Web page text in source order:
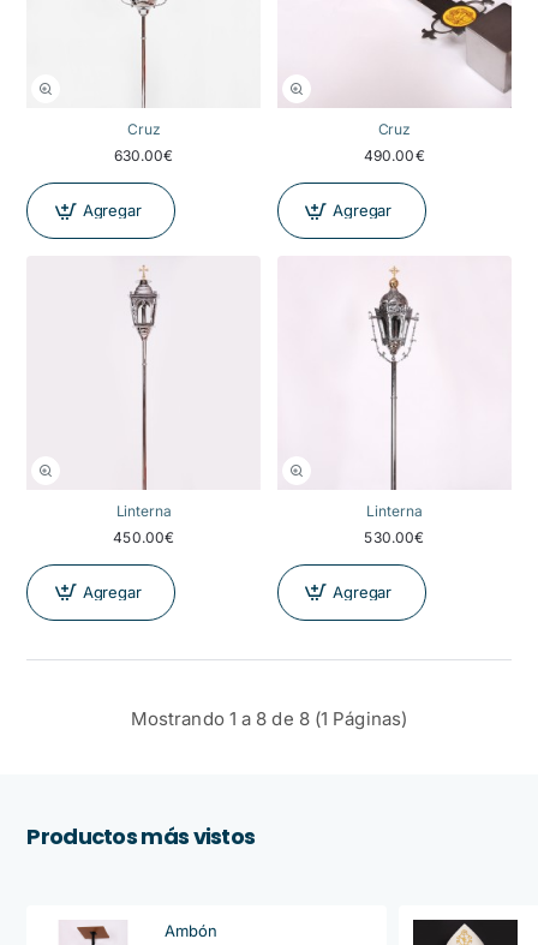
Cruz
630.00€
Agregar
Cruz
490.00€
Agregar
Linterna
450.00€
Agregar
Linterna
530.00€
Agregar
Mostrando 1 a 8 de 8 (1 Páginas)
Productos más vistos
Ambón